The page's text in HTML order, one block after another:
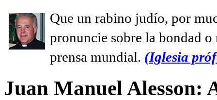
Que un rabino judío, por
pronuncie sobre la bondad
prensa mundial. (Iglesia
Juan Manuel Alesson: